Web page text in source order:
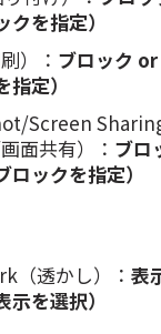
を指定）
）： ブロック
定）
Screen
面共有）： ブロ
ロックを指定）
（透かし）：表
示を選択）